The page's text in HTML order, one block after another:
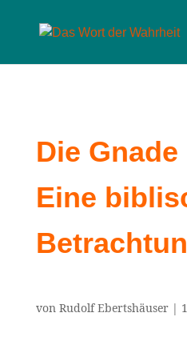
Die
Eine
von Rudolf Ebertshäuser|